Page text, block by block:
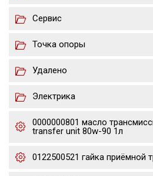
Сервис
Точка опоры
Удалено
Электрика
0000000801 масло
transfer unit 80w-90 1л
0122500521 гайка приёмной